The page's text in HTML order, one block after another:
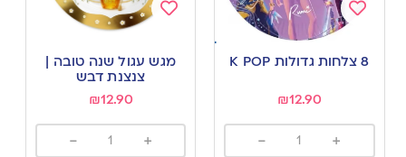
to
wishlist
8 צלחות גדולות K POP
₪12.90
+
-
to
wishlist
מגש עגול שנה טובה |
צנצנת דבש
₪12.90
+
-